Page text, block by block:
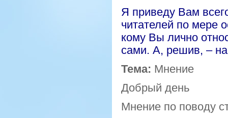
Я приведу Вам
читателей по мере
кому Вы лично
сами. А, решив, –
Тема: Мнение
Добрый день
Мнение по поводу